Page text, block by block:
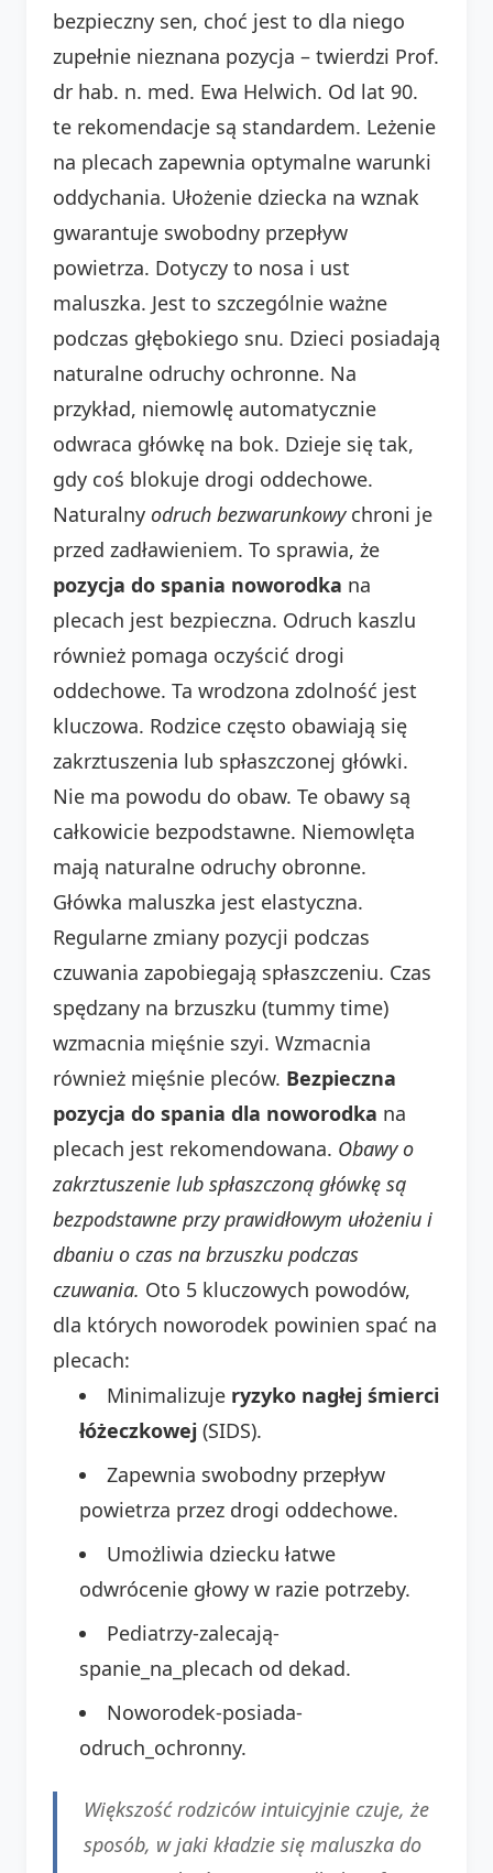
bezpieczny sen, choć jest to dla niego
zupełnie nieznana pozycja – twierdzi Prof.
dr hab. n. med. Ewa Helwich. Od lat 90.
te rekomendacje są standardem. Leżenie
na plecach zapewnia optymalne warunki
oddychania. Ułożenie dziecka na wznak
gwarantuje swobodny przepływ
powietrza. Dotyczy to nosa i ust
maluszka. Jest to szczególnie ważne
podczas głębokiego snu. Dzieci posiadają
naturalne odruchy ochronne. Na
przykład, niemowlę automatycznie
odwraca główkę na bok. Dzieje się tak,
gdy coś blokuje drogi oddechowe.
Naturalny odruch bezwarunkowychroni je
przed zadławieniem. To sprawia, że
pozycja do spania noworodka na
plecach jest bezpieczna. Odruch kaszlu
również pomaga oczyścić drogi
oddechowe. Ta wrodzona zdolność jest
kluczowa. Rodzice często obawiają się
zakrztuszenia lub spłaszczonej główki.
Nie ma powodu do obaw. Te obawy są
całkowicie bezpodstawne. Niemowlęta
mają naturalne odruchy obronne.
Główka maluszka jest elastyczna.
Regularne zmiany pozycji podczas
czuwania zapobiegają spłaszczeniu. Czas
spędzany na brzuszku (tummy time)
wzmacnia mięśnie szyi. Wzmacnia
również mięśnie pleców. Bezpieczna
pozycja do spania dla noworodka na
plecach jest rekomendowana. Obawy o
zakrztuszenie lub spłaszczoną główkę są
bezpodstawne przy prawidłowym ułożeniu i
dbaniu o czas na brzuszku podczas
czuwania. Oto 5 kluczowych powodów,
dla których noworodek powinien spać na
plecach:
Minimalizuje ryzyko nagłej śmierci
łóżeczkowej (SIDS).
Zapewnia swobodny przepływ
powietrza przez drogi oddechowe.
Umożliwia dziecku łatwe
odwrócenie głowy w razie potrzeby.
Pediatrzy-zalecają-
spanie_na_plecach od dekad.
Noworodek-posiada-
odruch_ochronny.
Większość rodziców intuicyjnie czuje, że
sposób, w jaki kładzie się maluszka do